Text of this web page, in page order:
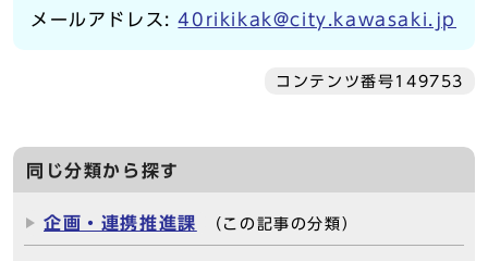
メールアドレス:40rikikak@city.kawasaki.jp
コンテンツ番号149753
同じ分類から探す
企画・連携推進課 （この記事の分類）